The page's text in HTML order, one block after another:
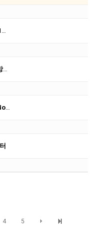
[22.03.18]2022 SPRING CONCERT 제 1회 디오오케스트라 정기연주회<아…
[21.12.04] 힐링콘서트 춤으로, 대구! 희망을 꿈꾸다1 <The Memory of …
[21.12.01] 2021DCDF 달서현대춤축제 Now Here, 지금여기!<사라진 작은…
4 5